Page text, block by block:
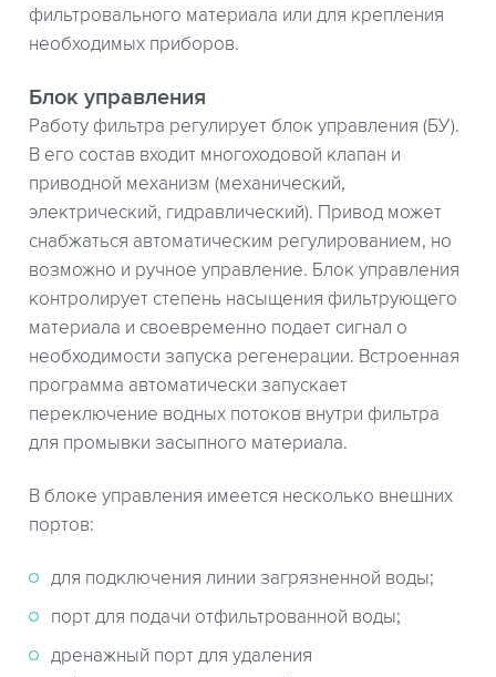
фильтровального материала или для крепления
необходимых приборов.
Блок управления
Работу фильтра регулирует блок управления (БУ).
В его состав входит многоходовой клапан и
приводной механизм (механический,
электрический, гидравлический). Привод может
снабжаться автоматическим регулированием, но
возможно и ручное управление. Блок управления
контролирует степень насыщения фильтрующего
материала и своевременно подает сигнал о
необходимости запуска регенерации. Встроенная
программа автоматически запускает
переключение водных потоков внутри фильтра
для промывки засыпного материала.
В блоке управления имеется несколько внешних
портов:
для подключения линии загрязненной воды;
порт для подачи отфильтрованной воды;
дренажный порт для удаления